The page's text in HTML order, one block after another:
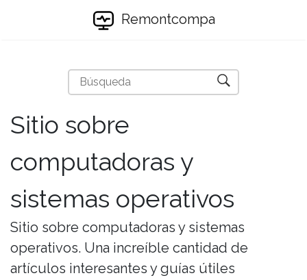
Remontcompa
Sitio sobre
computadoras y
sistemas operativos
Sitio sobre computadoras y sistemas
operativos. Una increíble cantidad de
artículos interesantes y guías útiles